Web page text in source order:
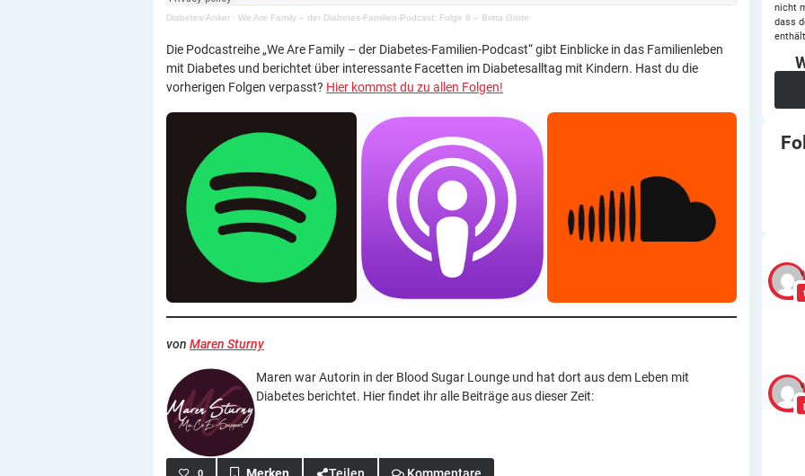
Diabetes-Anker · We Are Family – der Diabetes-Familien-Podcast: Folge 8 – Britta Grote
Die Podcastreihe „We Are Family – der Diabetes-Familien-Podcast“ gibt Einblicke in das Familienleben
mit Diabetes und berichtet über interessante Facetten im Diabetesalltag mit Kindern. Hast du die
vorherigen Folgen verpasst? Hier kommst du zu allen Folgen!
von Maren Sturny
Maren war Autorin in der Blood Sugar Lounge und hat dort aus dem Leben mit
Diabetes berichtet. Hier findet ihr alle Beiträge aus dieser Zeit:
nicht
dass
enthält.